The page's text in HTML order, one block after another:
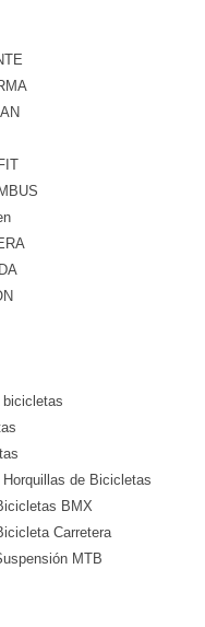
bicicletas
de Bicicletas
BMX
Carretera
MTB